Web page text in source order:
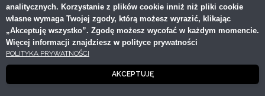
udzielaniu rabatu kwotowego lub procentowego na
dany Produkt lub Usługę;
kierowaniu kodów promocyjnych dla wybranej grupy
osób (np. subskrybentów Newslettera);
stosowaniu obniżek bezpośrednio w Serwisie;
kierowaniu spersonalizowanych obniżek (np. do
byłego Kupującego);
analitycznych. Korzystanie z plików cookie inniż niż pliki cookie
własne wymaga Twojej zgody, którą możesz wyrazić, klikając
„Akceptuję wszystko”. Zgodę możesz wycofać w każdym momencie.
Więcej informacji znajdziesz w polityce prywatności
POLITYKA PRYWATNOŚCI
AKCEPTUJĘ